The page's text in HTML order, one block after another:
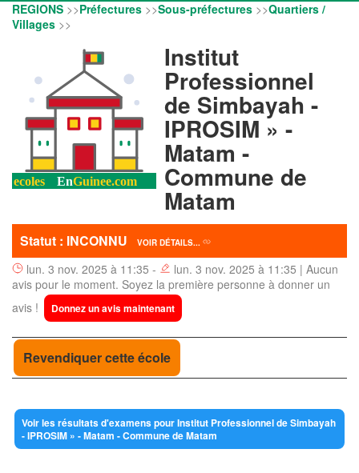
REGIONS >>Préfectures >>Sous-préfectures >>Quartiers /
Villages >>
Institut
Professionnel
de Simbayah -
IPROSIM » -
Matam -
Commune de
Matam
Statut : INCONNU VOIR DÉTAILS...
lun. 3 nov. 2025 à 11:35 -
lun. 3 nov. 2025 à 11:35 | Aucun
avis pour le moment. Soyez la première personne à donner un
avis !
Donnez un avis maintenant
Revendiquer cette école
Voir les résultats d'examens pour Institut Professionnel de Simbayah
- IPROSIM » - Matam - Commune de Matam